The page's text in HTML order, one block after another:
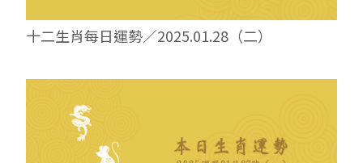
十二生肖每日運勢／2025.01.28（二）